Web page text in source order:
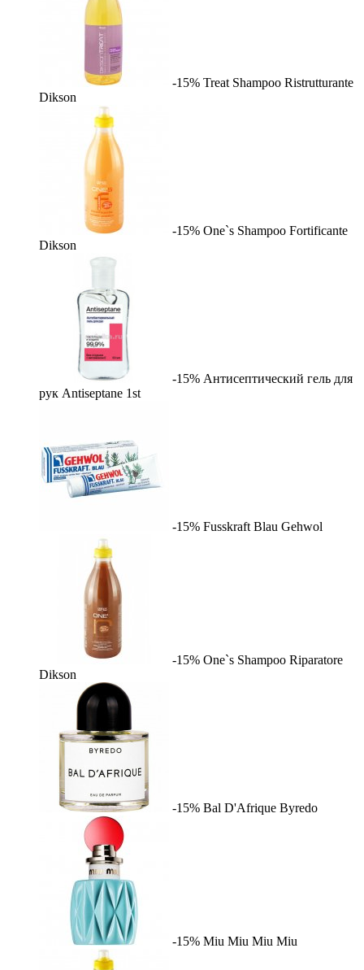
-15% Treat Shampoo Ristrutturante
Dikson
-15% One`s Shampoo Fortificante
Dikson
-15% Антисептический гель для
рук Antiseptane 1st
-15% Fusskraft Blau Gehwol
-15% One`s Shampoo Riparatore
Dikson
-15% Bal D'Afrique Byredo
-15% Miu Miu Miu Miu